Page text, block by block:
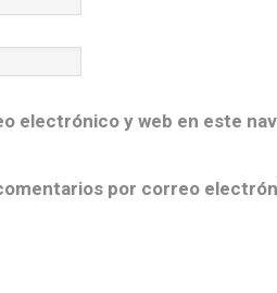
electrónico y web en este
por correo